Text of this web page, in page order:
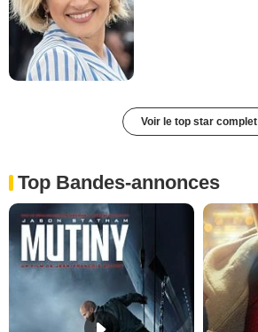
Voir le top star complet
Top Bandes-annonces